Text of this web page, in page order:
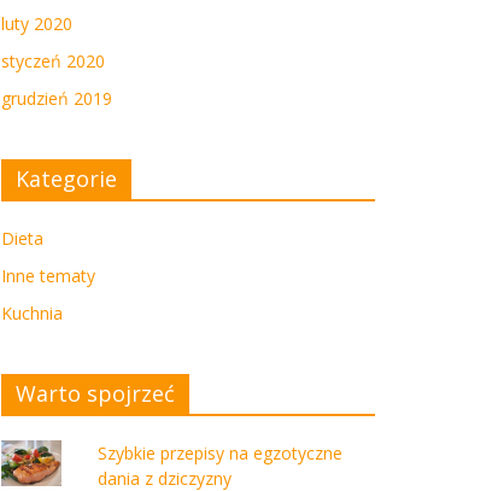
luty 2020
styczeń 2020
grudzień 2019
Kategorie
Dieta
Inne tematy
Kuchnia
Warto spojrzeć
Szybkie przepisy na egzotyczne
dania z dziczyzny